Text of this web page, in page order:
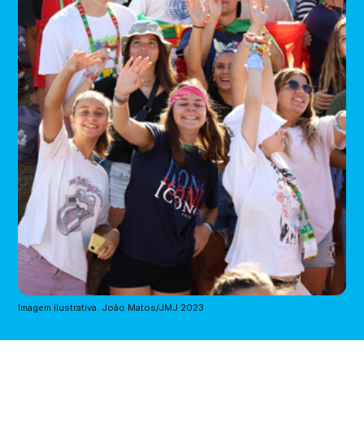
Imagem ilustrativa. João Matos/JMJ 2023